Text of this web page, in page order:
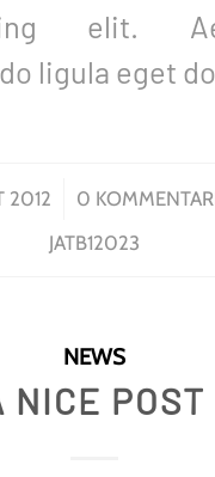
elit.
ligula eget
2012 0 /
JATB12023
NEWS
NICE POST